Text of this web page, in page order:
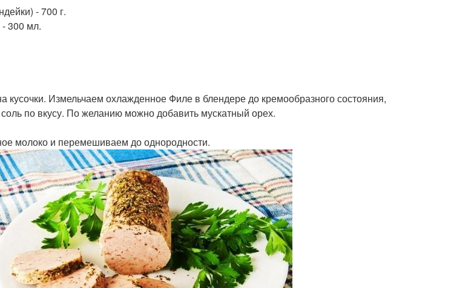
- 700 г.
300 мл.
Измельчаем охлажденное Филе в блендере до кремообразного состояния,
по вкусу. По желанию можно добавить мускатный орех.
молоко и перемешиваем до однородности.